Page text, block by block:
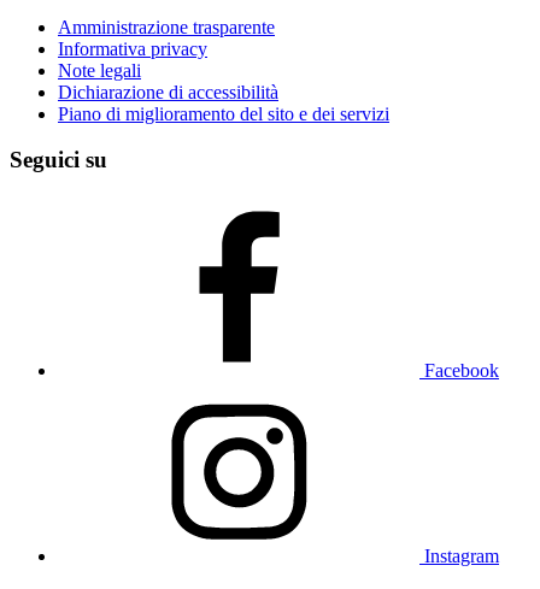
Amministrazione trasparente
Informativa privacy
Note legali
Dichiarazione di accessibilità
Piano di miglioramento del sito e dei servizi
Seguici su
Facebook
Instagram